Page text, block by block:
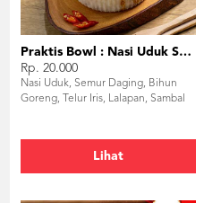
Praktis Bowl : Nasi Uduk Semur Daging
Rp. 20.000
Nasi Uduk, Semur Daging, Bihun
Goreng, Telur Iris, Lalapan, Sambal
Lihat